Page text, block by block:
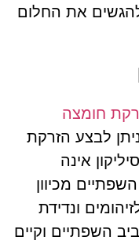
את החלום
חומצה
לבצע הזרקת
אינה
מכיוון
ונדידת
השפתיים וקיים